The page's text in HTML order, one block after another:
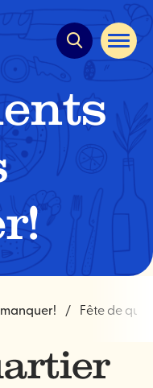
Ouvrir
la
du
Fête de